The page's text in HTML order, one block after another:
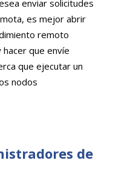
enviar solicitudes
es mejor abrir
remoto
hacer que envíe
que ejecutar un
nodos
de